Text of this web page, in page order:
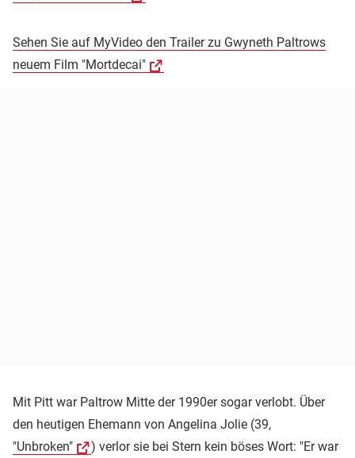
Sehen Sie auf MyVideo den Trailer zu Gwyneth Paltrows
neuem Film "Mortdecai"
Mit Pitt war Paltrow Mitte der 1990er sogar verlobt. Über
den heutigen Ehemann von Angelina Jolie (39,
"Unbroken"
) verlor sie bei Stern kein böses Wort: "Er war